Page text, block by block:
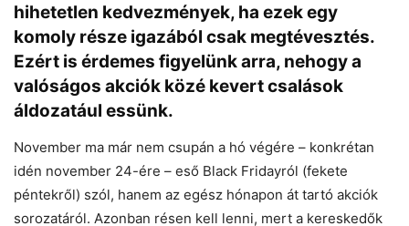
hihetetlen kedvezmények, ha ezek egy
komoly része igazából csak megtévesztés.
Ezért is érdemes figyelünk arra, nehogy a
valóságos akciók közé kevert csalások
áldozatául essünk.
November ma már nem csupán a hó végére – konkrétan
idén november 24-ére – eső Black Fridayról (fekete
péntekről) szól, hanem az egész hónapon át tartó akciók
sorozatáról. Azonban résen kell lenni, mert a kereskedők